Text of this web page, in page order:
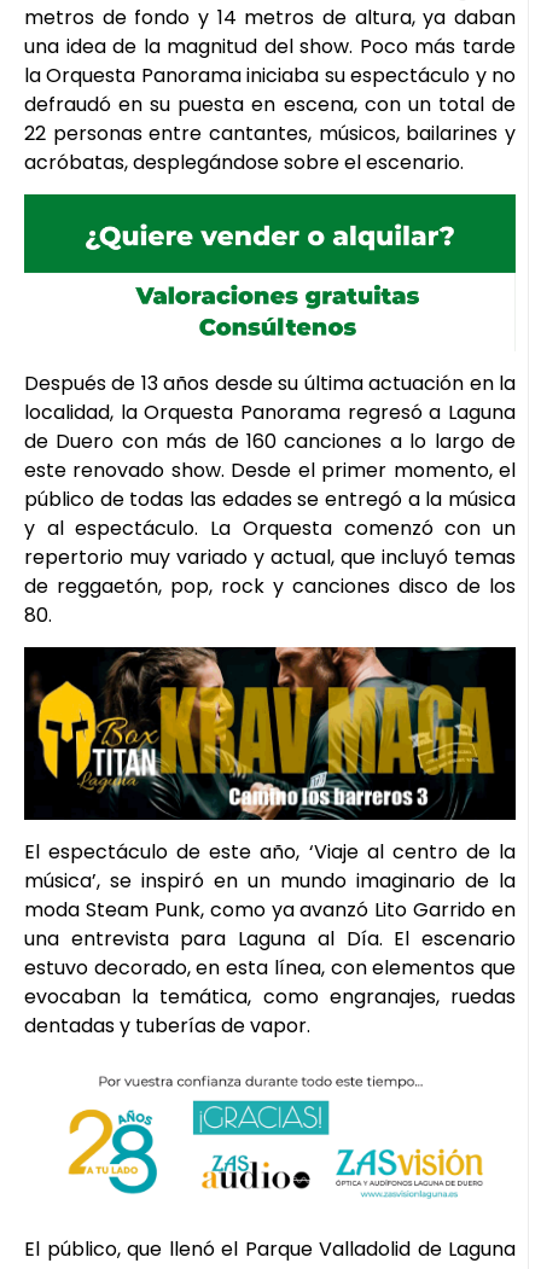
metros de fondo y 14 metros de altura, ya daban
una idea de la magnitud del show. Poco más tarde
la Orquesta Panorama iniciaba su espectáculo y no
defraudó en su puesta en escena, con un total de
22 personas entre cantantes, músicos, bailarines y
acróbatas, desplegándose sobre el escenario.
Después de 13 años desde su última actuación en la
localidad, la Orquesta Panorama regresó a Laguna
de Duero con más de 160 canciones a lo largo de
este renovado show. Desde el primer momento, el
público de todas las edades se entregó a la música
y al espectáculo. La Orquesta comenzó con un
repertorio muy variado y actual, que incluyó temas
de reggaetón, pop, rock y canciones disco de los
80.
El espectáculo de este año, ‘Viaje al centro de la
música’, se inspiró en un mundo imaginario de la
moda Steam Punk, como ya avanzó Lito Garrido en
una entrevista para Laguna al Día. El escenario
estuvo decorado, en esta línea, con elementos que
evocaban la temática, como engranajes, ruedas
dentadas y tuberías de vapor.
El público, que llenó el Parque Valladolid de Laguna